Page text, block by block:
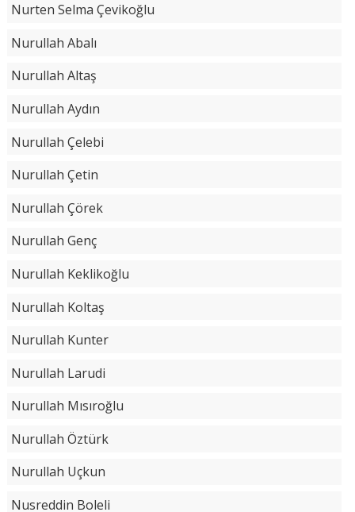
Nurten Selma Çevikoğlu
Nurullah Abalı
Nurullah Altaş
Nurullah Aydın
Nurullah Çelebi
Nurullah Çetin
Nurullah Çörek
Nurullah Genç
Nurullah Keklikoğlu
Nurullah Koltaş
Nurullah Kunter
Nurullah Larudi
Nurullah Mısıroğlu
Nurullah Öztürk
Nurullah Uçkun
Nusreddin Boleli